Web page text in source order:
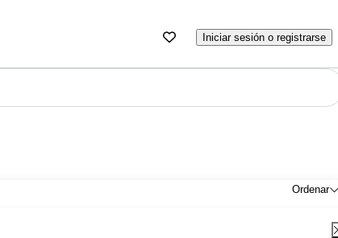
Iniciar sesión o registrarse
Ordenar